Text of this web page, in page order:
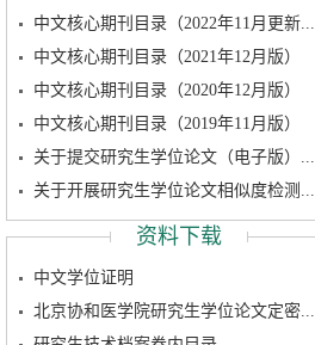
中文核心期刊目录（2022年11月更新...
中文核心期刊目录（2021年12月版）
中文核心期刊目录（2020年12月版）
中文核心期刊目录（2019年11月版）
关于提交研究生学位论文（电子版）...
关于开展研究生学位论文相似度检测...
资料下载
中文学位证明
北京协和医学院研究生学位论文定密...